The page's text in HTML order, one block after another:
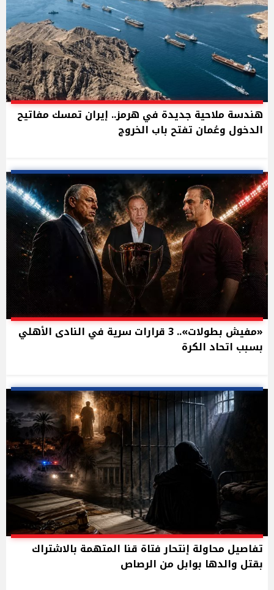
هندسة ملاحية جديدة في هرمز.. إيران تمسك مفاتيح
الدخول وعُمان تفتح باب الخروج
«مفيش بطولات».. 3 قرارات سرية في النادى الأهلي
بسبب اتحاد الكرة
تفاصيل محاولة إنتحار فتاة قنا المتهمة بالاشتراك
بقتل والدها بوابل من الرصاص